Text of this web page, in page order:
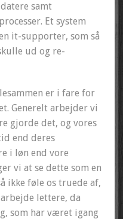
samt
Et system
it-supporter, som så
ud og re-
er i fare for
Generelt arbejder vi
gjorde det, og vores
end deres
i løn end vore
vi at se dette som en
ikke føle os truede af,
lettere, da
som har været igang